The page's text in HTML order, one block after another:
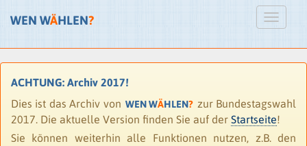
WEN WÄHLEN?
ACHTUNG: Archiv 2017!
Dies ist das Archiv von WEN WÄHLEN? zur Bundestagswahl
2017. Die aktuelle Version finden Sie auf der Startseite!
Sie können weiterhin alle Funktionen nutzen, z.B. den